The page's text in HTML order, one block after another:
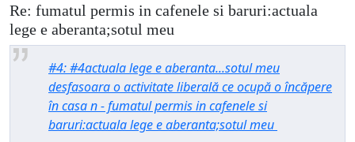
Re: fumatul permis in cafenele si baruri:actuala
lege e aberanta;sotul meu
#4: #4actuala lege e aberanta...sotul meu
desfasoara o activitate liberală ce ocupă o încăpere
în casa n - fumatul permis in cafenele si
baruri:actuala lege e aberanta;sotul meu